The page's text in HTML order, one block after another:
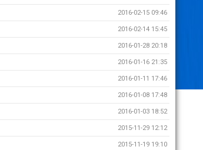
2016-02-15 09:46
2016-02-14 15:45
2016-01-28 20:18
2016-01-16 21:35
2016-01-11 17:46
2016-01-08 17:48
2016-01-03 18:52
2015-11-29 12:12
2015-11-19 19:10